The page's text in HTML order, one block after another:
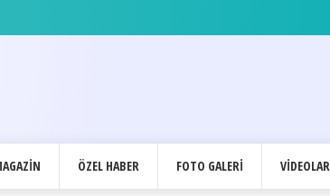
ÖZEL HABER FOTO GALERI VIDEOLAR